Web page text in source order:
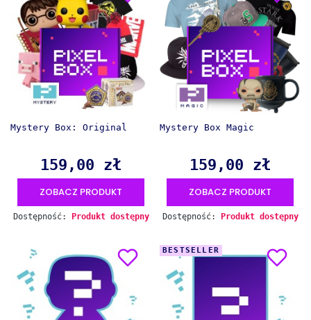
Mystery Box: Original
Cena
159,00 zł
ZOBACZ PRODUKT
Dostępność: Produkt dostępny
Mystery Box Magic
Cena
159,00 zł
ZOBACZ PRODUKT
Dostępność: Produkt dostępny
BESTSELLER